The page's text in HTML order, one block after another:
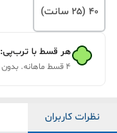
۴۰ (۲۵ سانت)
هر قسط با ترب‌پی:
۴ قسط ماهانه. بدون سود، چک و ضامن.
نظرات کاربران